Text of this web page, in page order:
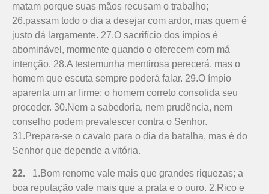
matam porque suas mãos recusam o trabalho;
26.passam todo o dia a desejar com ardor, mas quem é
justo dá largamente. 27.O sacrifício dos ímpios é
abominável, mormente quando o oferecem com má
intenção. 28.A testemunha mentirosa perecerá, mas o
homem que escuta sempre poderá falar. 29.O ímpio
aparenta um ar firme; o homem correto consolida seu
proceder. 30.Nem a sabedoria, nem prudência, nem
conselho podem prevalescer contra o Senhor.
31.Prepara-se o cavalo para o dia da batalha, mas é do
Senhor que depende a vitória.
22. 1.Bom renome vale mais que grandes riquezas; a
boa reputação vale mais que a prata e o ouro. 2.Rico e